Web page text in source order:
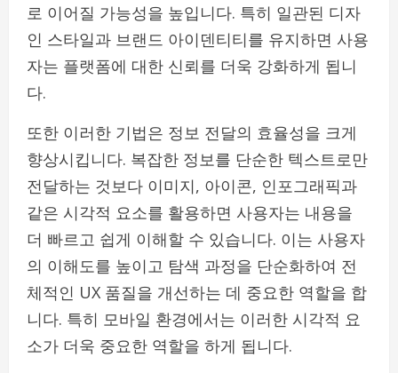
로 이어질 가능성을 높입니다. 특히 일관된 디자
인 스타일과 브랜드 아이덴티티를 유지하면 사용
자는 플랫폼에 대한 신뢰를 더욱 강화하게 됩니
다.
또한 이러한 기법은 정보 전달의 효율성을 크게
향상시킵니다. 복잡한 정보를 단순한 텍스트로만
전달하는 것보다 이미지, 아이콘, 인포그래픽과
같은 시각적 요소를 활용하면 사용자는 내용을
더 빠르고 쉽게 이해할 수 있습니다. 이는 사용자
의 이해도를 높이고 탐색 과정을 단순화하여 전
체적인 UX 품질을 개선하는 데 중요한 역할을 합
니다. 특히 모바일 환경에서는 이러한 시각적 요
소가 더욱 중요한 역할을 하게 됩니다.